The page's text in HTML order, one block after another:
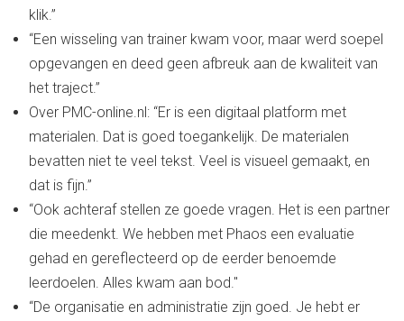
klik.”
“Een wisseling van trainer kwam voor, maar werd soepel
opgevangen en deed geen afbreuk aan de kwaliteit van
het traject.”
Over PMC-online.nl: “Er is een digitaal platform met
materialen. Dat is goed toegankelijk. De materialen
bevatten niet te veel tekst. Veel is visueel gemaakt, en
dat is fijn.”
“Ook achteraf stellen ze goede vragen. Het is een partner
die meedenkt. We hebben met Phaos een evaluatie
gehad en gereflecteerd op de eerder benoemde
leerdoelen. Alles kwam aan bod."
“De organisatie en administratie zijn goed. Je hebt er